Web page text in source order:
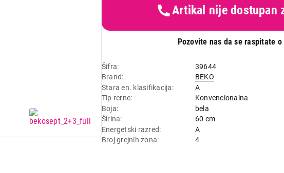
Šifra
39644
Brand
BEKO
Stara en. klasifikacija
A
Tip rerne
Konvencionalna
Boja
bela
Širina
60 cm
Energetski razred
A
Broj grejnih zona
4
Artikal nije dostupan
Pozovite nas da se raspitate